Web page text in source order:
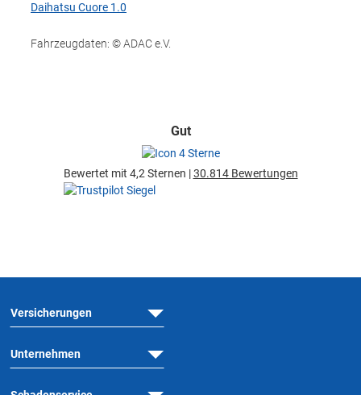
Daihatsu Cuore 1.0
Fahrzeugdaten: © ADAC e.V.
Gut
Bewertet mit 4,2 Sternen |30.814 Bewertungen
Versicherungen
Unternehmen